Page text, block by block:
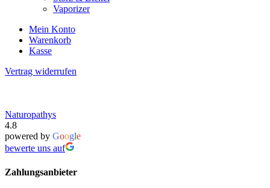
Vaporizer
Mein Konto
Warenkorb
Kasse
Vertrag widerrufen
Naturopathys
4.8
powered by Google
bewerte uns auf
Zahlungsanbieter